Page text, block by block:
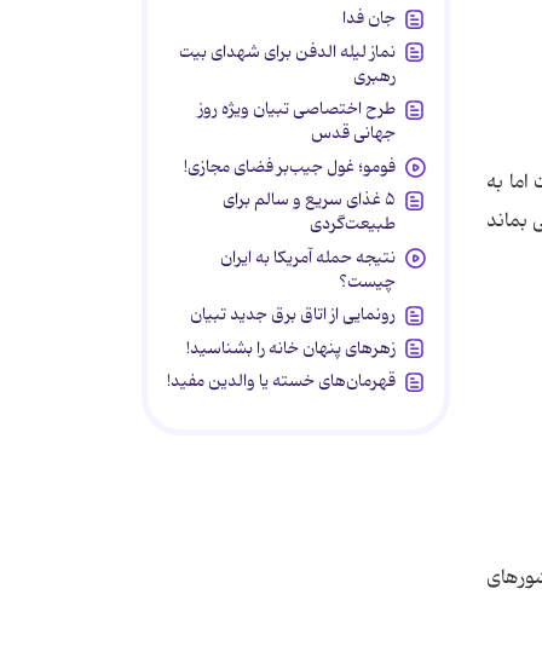
به
بماند
جان فدا
نماز لیله الدفن برای شهدای بیت
رهبری
طرح اختصاصی تبیان ویژه روز
جهانی قدس
فومو؛ غول جیب‌بر فضای مجازی!
۵ غذای سریع و سالم برای
طبیعت‌گردی
نتیجه حمله آمریکا به ایران
چیست؟
رونمایی از اتاق برق جدید تبیان
زهرهای پنهان خانه را بشناسید!
قهرمان‌های خسته یا والدین مفید!